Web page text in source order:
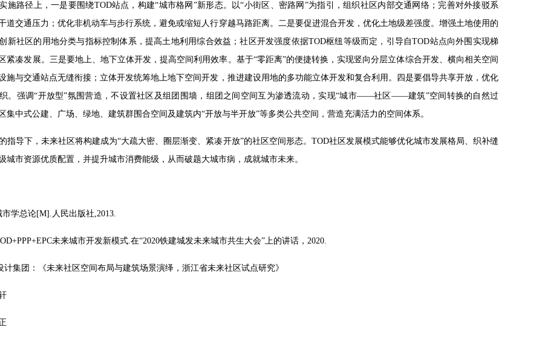
施路径上，一是要围绕TOD站点，构建“城市格网”新形态。以“小街区、密路网”为指引，组织社区内部交通网络；完善对外接驳系
道交通压力；优化非机动车与步行系统，避免或缩短人行穿越马路距离。二是要促进混合开发，优化土地级差强度。增强土地使用的
新社区的用地分类与指标控制体系，提高土地利用综合效益；社区开发强度依据TOD枢纽等级而定，引导自TOD站点向外围实现梯
紧凑发展。三是要地上、地下立体开发，提高空间利用效率。基于“零距离”的便捷转换，实现竖向分层立体综合开发、横向相关空间
施与交通站点无缝衔接；立体开发统筹地上地下空间开发，推进建设用地的多功能立体开发和复合利用。四是要倡导共享开放，优化
。强调“开放型”氛围营造，不设置社区及组团围墙，组团之间空间互为渗透流动，实现“城市——社区——建筑”空间转换的自然过
集中式公建、广场、绿地、建筑群围合空间及建筑内“开放与半开放”等多类公共空间，营造充满活力的空间体系。
指导下，未来社区将构建成为“大疏大密、圈层渐变、紧凑开放”的社区空间形态。TOD社区发展模式能够优化城市发展格局、织补缝
城市资源优质配置，并提升城市消费能级，从而破题大城市病，成就城市未来。
市学总论[M].人民出版社,2013.
未来城市开发新模式.在“2020铁建城发未来城市共生大会”上的讲话，2020.
计集团：《未来社区空间布局与建筑场景演绎，浙江省未来社区试点研究》